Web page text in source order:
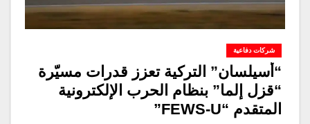
شركات دفاعية
“أسيلسان” التركية تعزز قدرات مسيّرة
“قزل إلما” بنظام الحرب الإلكترونية
المتقدم “FEWS-U”